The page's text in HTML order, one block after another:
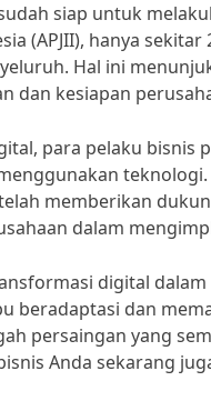
siap untuk
(APJII), hanya
Hal ini
dan kesiapan
para pelaku bisnis
memberikan
dalam
digital
beradaptasi dan
persaingan yang
Anda sekarang